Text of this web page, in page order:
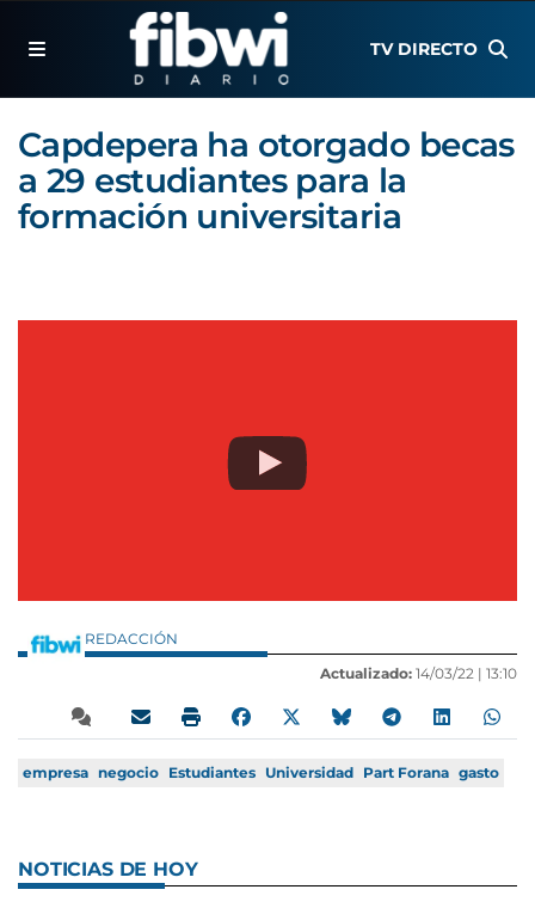
TV DIRECTO
Capdepera ha otorgado becas
a 29 estudiantes para la
formación universitaria
REDACCIÓN
Actualizado: 14/03/22 | 13:10
empresa negocio Estudiantes Universidad Part Forana gasto
NOTICIAS DE HOY